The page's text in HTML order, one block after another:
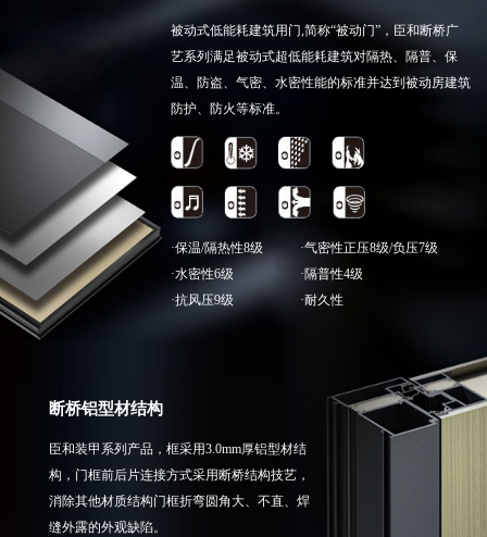
被动式低能耗建筑用门,简称“被动门”，臣和断桥广
艺系列满足被动式超低能耗建筑对隔热、隔普、保
温、防盗、气密、水密性能的标准并达到被动房建筑
防护、防火等标准。
·保温/隔热性8级
·气密性正压8级/负压7级
·水密性6级
·隔普性4级
·抗风压9级
·耐久性
断桥铝型材结构
臣和装甲系列产品，框采用3.0mm厚铝型材结
构，门框前后片连接方式采用断桥结构技艺，
消除其他材质结构门框折弯圆角大、不直、焊
缝外露的外观缺陷。